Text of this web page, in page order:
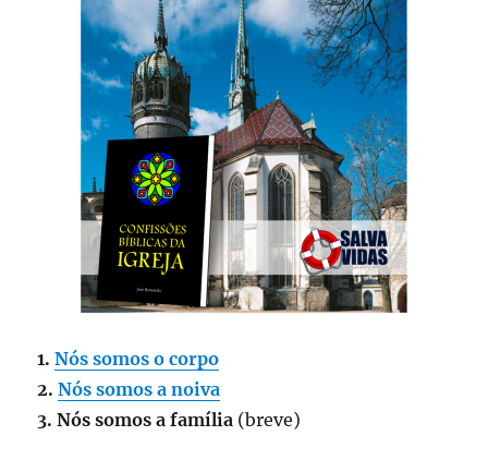
1.Nós somos o corpo
2.Nós somos a noiva
3. Nós somos a família (breve)